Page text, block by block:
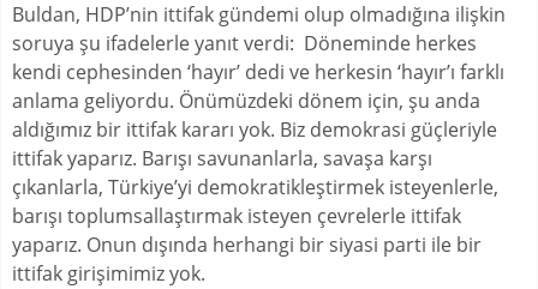
Buldan, HDP’nin ittifak gündemi olup olmadığına ilişkin
soruya şu ifadelerle yanıt verdi: Döneminde herkes
kendi cephesinden ‘hayır’ dedi ve herkesin ‘hayır’ı farklı
anlama geliyordu. Önümüzdeki dönem için, şu anda
aldığımız bir ittifak kararı yok. Biz demokrasi güçleriyle
ittifak yaparız. Barışı savunanlarla, savaşa karşı
çıkanlarla, Türkiye’yi demokratikleştirmek isteyenlerle,
barışı toplumsallaştırmak isteyen çevrelerle ittifak
yaparız. Onun dışında herhangi bir siyasi parti ile bir
ittifak girişimimiz yok.